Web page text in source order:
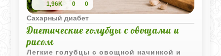
1,96K 0 0
Сахарный диабет
Диетические голубцы с овощами и
рисом
Легкие голубцы с овощной начинкой и